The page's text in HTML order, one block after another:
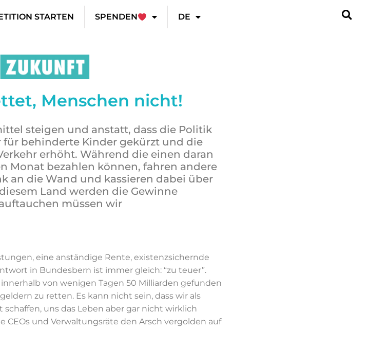
STARTEN SPENDEN DE
Menschen nicht!
steigen und anstatt, dass die Politik
behinderte Kinder gekürzt und die
erhöht. Während die einen daran
Monat bezahlen können, fahren andere
an die Wand und kassieren dabei über
Land werden die Gewinne
müssen wir
eine anständige Rente, existenzsichernde
in Bundesbern ist immer gleich: “zu teuer”.
von wenigen Tagen 50 Milliarden gefunden
zu retten. Es kann nicht sein, dass wir als
uns das Leben aber gar nicht wirklich
und Verwaltungsräte den Arsch vergolden auf